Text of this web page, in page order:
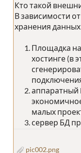
Кто такой
В зависимости
хранения
Площадка
хостинге (в
аппаратный
малых
сервер БД
pic002.png